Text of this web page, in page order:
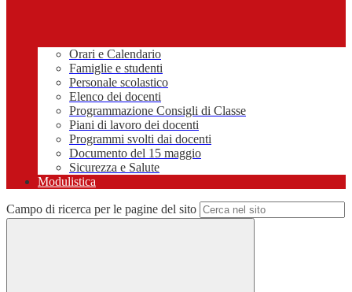
Orari e Calendario
Famiglie e studenti
Personale scolastico
Elenco dei docenti
Programmazione Consigli di Classe
Piani di lavoro dei docenti
Programmi svolti dai docenti
Documento del 15 maggio
Sicurezza e Salute
Modulistica
Campo di ricerca per le pagine del sito